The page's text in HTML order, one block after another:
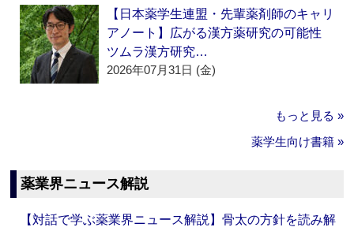
【日本薬学生連盟・先輩薬剤師のキャリ
アノート】広がる漢方薬研究の可能性
ツムラ漢方研究…
2026年07月31日 (金)
もっと見る »
薬学生向け書籍 »
薬業界ニュース解説
【対話で学ぶ薬業界ニュース解説】骨太の方針を読み解